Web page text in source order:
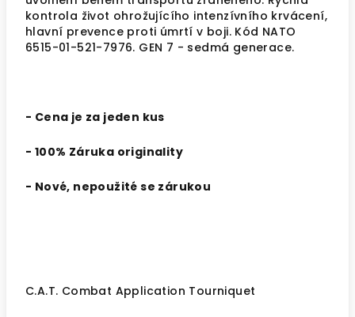
kontrola život ohrožujícího intenzívního krvácení,
hlavní prevence proti úmrtí v boji. Kód NATO
6515-01-521-7976. GEN 7 - sedmá generace.
- Cena je za jeden kus
- 100% Záruka originality
- Nové, nepoužité se zárukou
C.A.T. Combat Application Tourniquet